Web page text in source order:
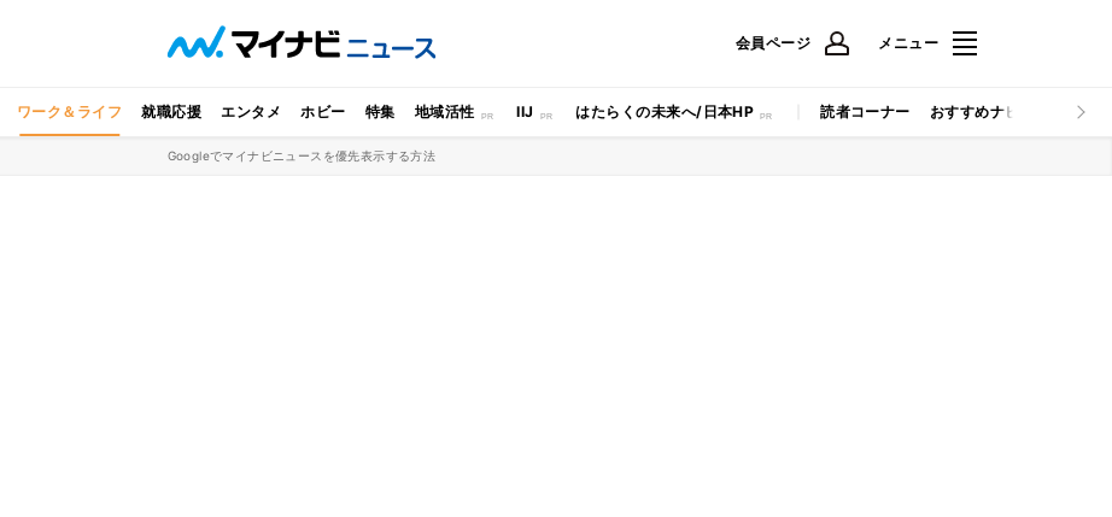
会員ページ メニュー
ワーク＆ライフ 就職応援 エンタメ ホビー 特集 地域活性 IIJ はたらくの未来へ/日本HP 読者コーナー おすすめナビ マイナビ
Googleでマイナビニュースを優先表示する方法